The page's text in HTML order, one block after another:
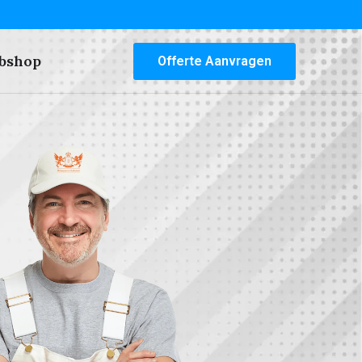
Offerte Aanvragen